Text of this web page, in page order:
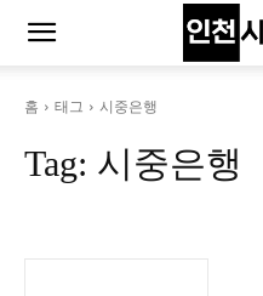
홈 태그 시중은행
Tag: 시중은행